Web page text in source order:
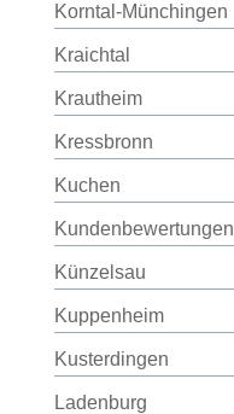
Korntal-Münchingen
Kraichtal
Krautheim
Kressbronn
Kuchen
Kundenbewertungen
Künzelsau
Kuppenheim
Kusterdingen
Ladenburg